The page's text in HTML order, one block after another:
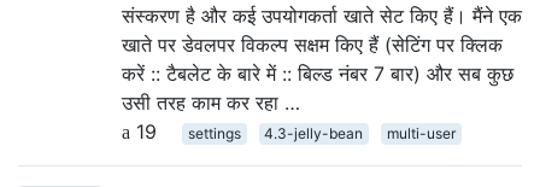
संस्करण है और कई उपयोगकर्ता खाते सेट किए हैं। मैंने एक
खाते पर डेवलपर विकल्प सक्षम किए हैं (सेटिंग पर क्लिक
करें :: टैबलेट के बारे में :: बिल्ड नंबर 7 बार) और सब कुछ
उसी तरह काम कर रहा …
19
settings 4.3-jelly-bean multi-user